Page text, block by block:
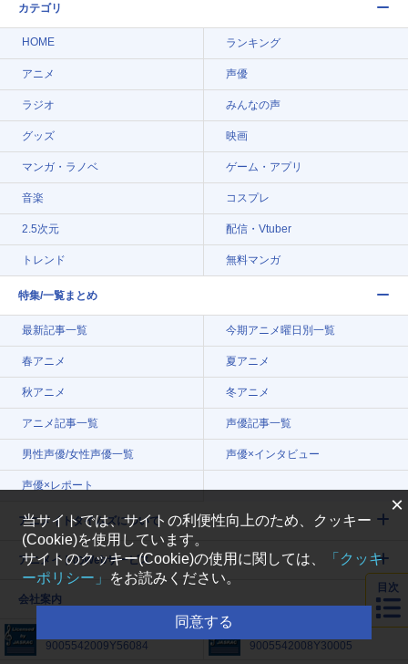
カテゴリ
HOME ランキング
アニメ 声優
ラジオ みんなの声
グッズ 映画
マンガ・ラノベ ゲーム・アプリ
音楽 コスプレ
2.5次元 配信・Vtuber
トレンド 無料マンガ
特集/一覧まとめ
最新記事一覧 今期アニメ曜日別一覧
春アニメ 夏アニメ
秋アニメ 冬アニメ
アニメ記事一覧 声優記事一覧
男性声優/女性声優一覧 声優×インタビュー
声優×レポート
アニメイトタイムズについて
アニメイトのWebサービス
会社案内
9005542009Y56084
9005542008Y30005
目次
×
当サイトでは、サイトの利便性向上のため、クッキー
(Cookie)を使用しています。
サイトのクッキー(Cookie)の使用に関しては、
「クッキ
ーポリシー」
をお読みください。
同意する